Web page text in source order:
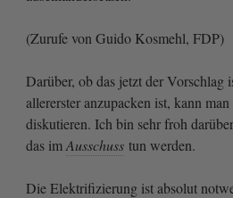
(Zurufe von Guido Kosmehl, FDP)
Darüber, ob das jetzt der Vorschlag
allererster anzupacken ist, kann man
diskutieren. Ich bin sehr froh
das imAusschuss tun werden.
Die Elektrifizierung ist absolut